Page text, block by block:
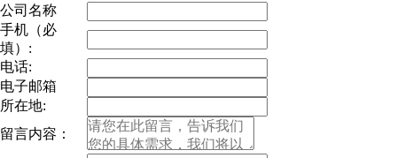
公司名称
手机（必
填）:
电话:
电子邮箱
所在地:
留言内容：